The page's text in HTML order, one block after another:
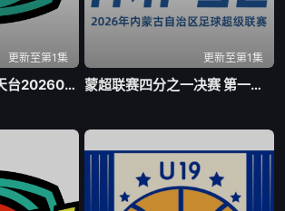
更新至第1集
浙BA 三门59-57天台20260805
更新至第1集
蒙超联赛四分之一决赛 第一回合 乌兰察布队VS包头队20260804